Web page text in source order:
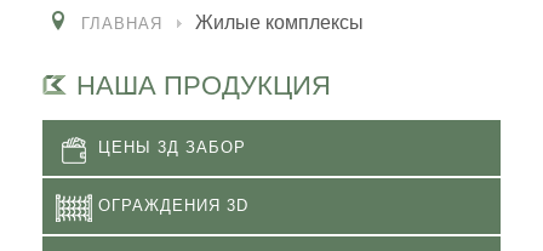
ГЛАВНАЯ Жилые комплексы
НАША ПРОДУКЦИЯ
ЦЕНЫ 3Д ЗАБОР
ОГРАЖДЕНИЯ 3D